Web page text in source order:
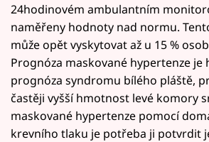
24hodinovém ambulantním
naměřeny hodnoty nad normu.
může opět vyskytovat až u 15 %
Prognóza maskované hypertenze je
prognóza syndromu bílého pláště,
častěji vyšší hmotnost levé komory
maskované hypertenze pomocí
krevního tlaku je potřeba ji potvrdit